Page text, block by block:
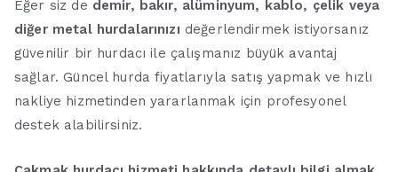
Eğer siz de demir, bakır, alüminyum, kablo, çelik veya
diğer metal hurdalarınızı değerlendirmek istiyorsanız
güvenilir bir hurdacı ile çalışmanız büyük avantaj
sağlar. Güncel hurda fiyatlarıyla satış yapmak ve hızlı
nakliye hizmetinden yararlanmak için profesyonel
destek alabilirsiniz.